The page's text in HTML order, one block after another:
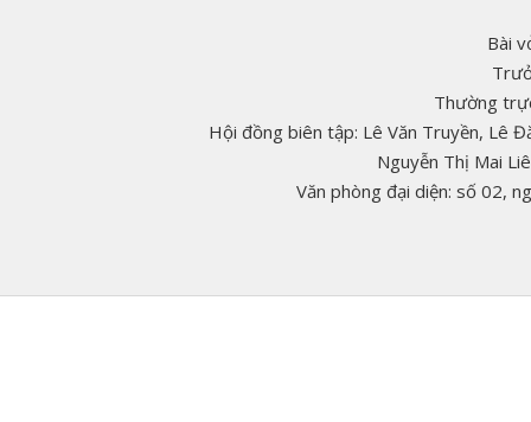
Bài
Thường
Hội đồng biên tập: Lê Văn Truyền, Lê
Nguyễn Thị Mai
Văn phòng đại diện: số 02,